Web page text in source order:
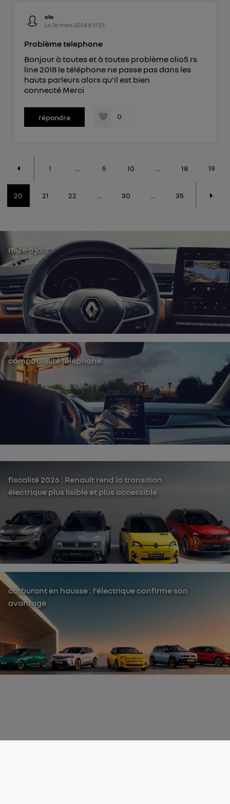
clo
Le 26 mars 2024à 19:23
Problème telephone
Bonjour à toutes et à toutes problème clio5 rs
line 2018 le téléphone ne passe pas dans les
hauts parleurs alors qu'il est bien
connecté Merci
répondre 0
1 5 10 18 19
20 21 22 30 35
mise à jour
compatibilité téléphone
fiscalité 2026 : Renault rend la transition
électrique plus lisible et plus accessible
carburant en hausse : l’électrique confirme son
avantage